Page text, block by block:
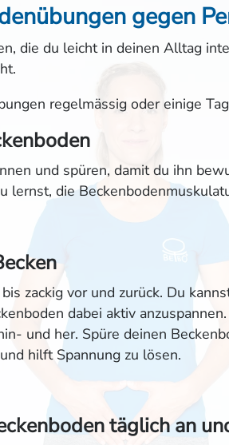
gegen
die du leicht in deinen Alltag
regelmässig oder einige
und spüren, damit du ihn
lernst, die
zackig vor und zurück. Du
dabei aktiv
und her. Spüre deinen
hilft Spannung zu lösen.
täglich an